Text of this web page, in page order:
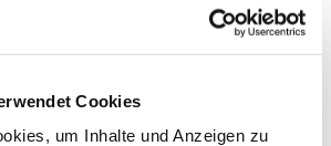
Cookies
um Inhalte und Anzeigen zu
und 2 goldenen Scharnieren
STEHENDE PRODUKTE